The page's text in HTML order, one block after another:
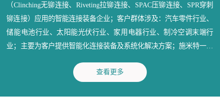
（Clinching无铆连接、Riveting拉铆连接、SPAC压铆连接、SPR穿刺
铆连接）应用的智能连接装备企业；客户群体涉及：汽车零件行业、
储能电池行业、太阳能光伏行业、家用电器行业、制冷空调末端行
业；主要为客户提供智能化连接装备及系统化解决方案；施米特一直
意的产品和优质的服务。
查看更多